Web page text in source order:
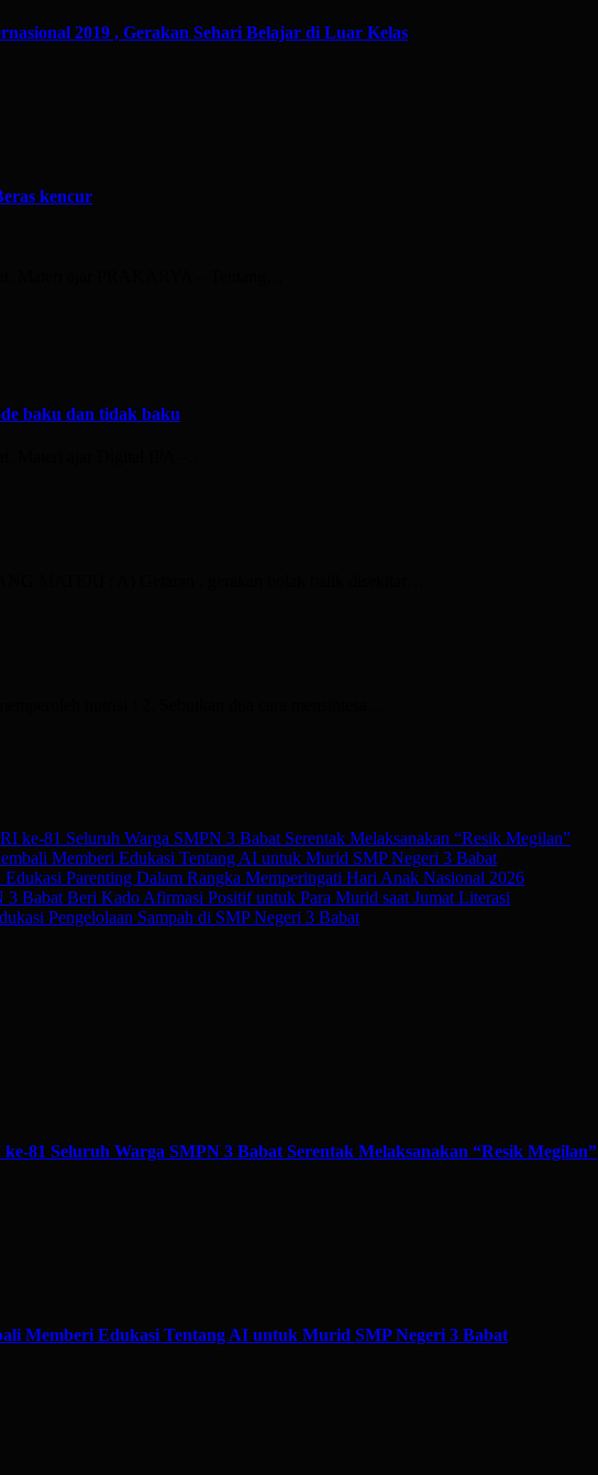
2019 , Gerakan Sehari Belajar di Luar Kelas
kencur
baku dan tidak baku
ke-81 Seluruh Warga SMPN 3 Babat Serentak Melaksanakan “Resik Megilan”
Memberi Edukasi Tentang AI untuk Murid SMP Negeri 3 Babat
Parenting Dalam Rangka Memperingati Hari Anak Nasional 2026
Babat Beri Kado Afirmasi Positif untuk Para Murid saat Jumat Literasi
Pengelolaan Sampah di SMP Negeri 3 Babat
81 Seluruh Warga SMPN 3 Babat Serentak Melaksanakan “Resik Megilan”
Memberi Edukasi Tentang AI untuk Murid SMP Negeri 3 Babat